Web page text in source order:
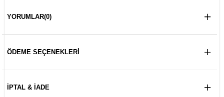
YORUMLAR(0)
ÖDEME SEÇENEKLERI
İPTAL & İADE